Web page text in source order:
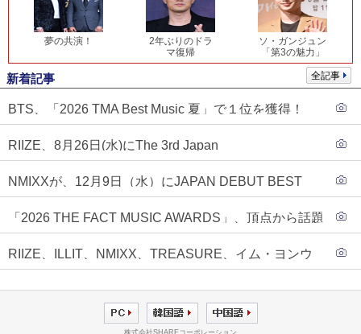
夢の共演！
2年ぶりのドラ
マ復帰
ソ・ガンジュン
「第3の魅力」
全記事
新着記事
BTS、「2026 TMA Best Music 夏」で１位を獲得！
RIIZE、8月26日(水)にThe 3rd Japan
NMIXXが、12月9日（水）にJAPAN DEBUT BEST
もスタート！！
「2026 THE FACT MUSIC AWARDS」、頂点から話題
RIIZE、ILLIT、NMIXX、TREASURE、イム・ヨンウ
インナップに合流！
株式会社SHAREコーポレーション